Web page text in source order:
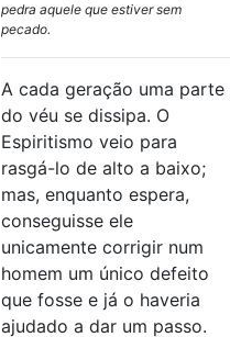
pedra aquele que estiver sem
pecado.
A cada geração uma parte
do véu se dissipa. O
Espiritismo veio para
rasgá-lo de alto a baixo;
mas, enquanto espera,
conseguisse ele
unicamente corrigir num
homem um único defeito
que fosse e já o haveria
ajudado a dar um passo.